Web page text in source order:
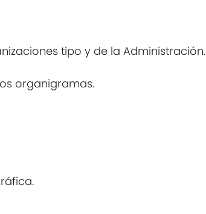
tipo y de la Administración.
organigramas.